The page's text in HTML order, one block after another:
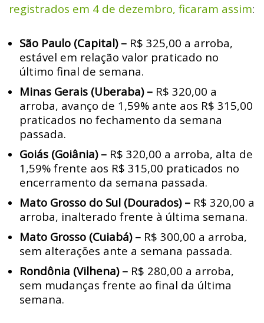
registrados em 4 de dezembro, ficaram assim:
São Paulo (Capital) – R$ 325,00 a arroba,
estável em relação valor praticado no
último final de semana.
Minas Gerais (Uberaba) – R$ 320,00 a
arroba, avanço de 1,59% ante aos R$ 315,00
praticados no fechamento da semana
passada.
Goiás (Goiânia) – R$ 320,00 a arroba, alta de
1,59% frente aos R$ 315,00 praticados no
encerramento da semana passada.
Mato Grosso do Sul (Dourados) – R$ 320,00 a
arroba, inalterado frente à última semana.
Mato Grosso (Cuiabá) – R$ 300,00 a arroba,
sem alterações ante a semana passada.
Rondônia (Vilhena) – R$ 280,00 a arroba,
sem mudanças frente ao final da última
semana.